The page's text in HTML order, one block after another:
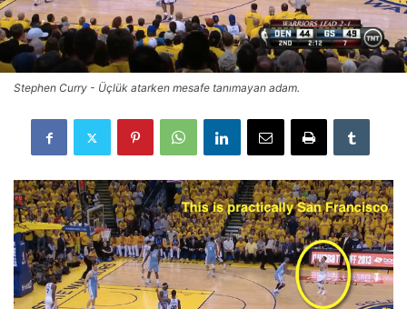
Stephen Curry - Üçlük atarken mesafe tanımayan adam.